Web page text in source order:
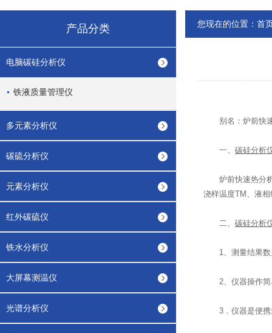
产品分类
电脑碳硅分析仪
铁液质量管理仪
多元素分析仪
碳硫分析仪
元素分析仪
红外碳硫仪
铁水分析仪
大屏幕测温仪
光谱分析仪
您现在的位置： 首
别名： 炉前快
一、 碳硅分析
炉前快速热分析
浇样温度TM、液
二、 碳硅分析
1、测量结果数
2、仪器操作简
3．仪器是便携